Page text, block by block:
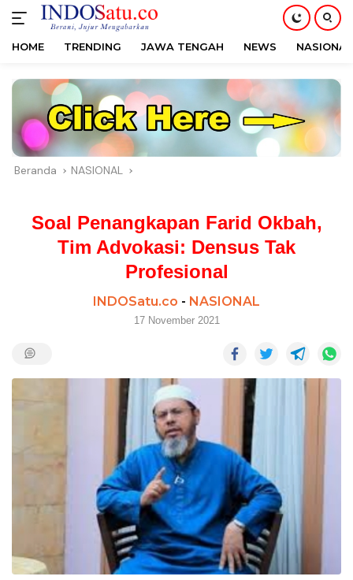
konten
HOME TRENDING JAWA TENGAH NEWS NASIONAL
Beranda NASIONAL
Soal Penangkapan Farid Okbah,
Tim Advokasi: Densus Tak
Profesional
INDOSatu.co - NASIONAL
17 November 2021